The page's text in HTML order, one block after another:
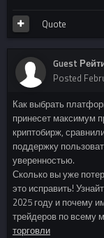
Quote
Guest
Posted
Как выбрать
принесет максимум
криптобирж,
поддержку
уверенностью.
Сколько вы уже
это исправить!
2025 году и почему
трейдеров по всему
торговли